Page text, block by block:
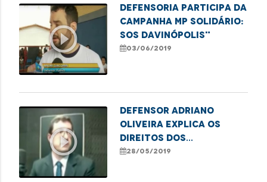
play_circle_outline
Defensoria participa da
campanha MP Solidário:
SOS Davinópolis"
03/06/2019
play_circle_outline
Defensor Adriano
Oliveira explica os
direitos dos
consumidores
28/05/2019